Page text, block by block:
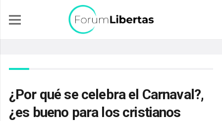
¿Por qué se celebra el Carnaval?,
¿es bueno para los cristianos